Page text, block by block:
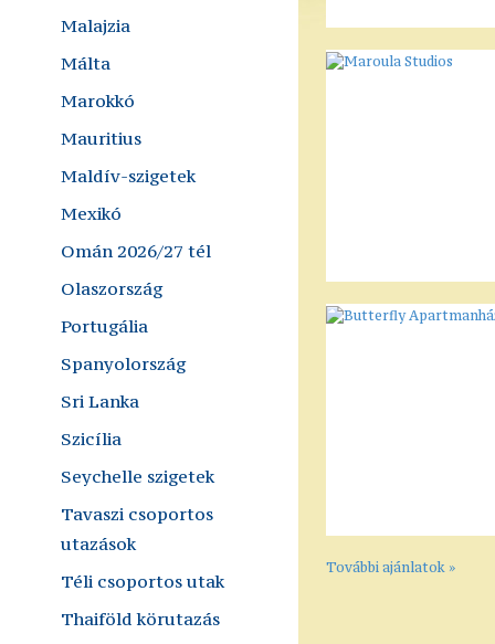
Malajzia
Málta
Marokkó
Mauritius
Maldív-szigetek
Mexikó
Omán 2026/27 tél
Olaszország
Portugália
Spanyolország
Sri Lanka
Szicília
Seychelle szigetek
Tavaszi csoportos
utazások
Téli csoportos utak
Thaiföld körutazás
További ajánlatok »